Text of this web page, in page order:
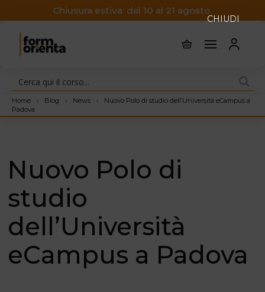
Chiusura estiva: dal 10 al 21 agosto.
Home › Blog › News ›
Nuovo Polo di studio dell’Università eCampus a
Padova
Nuovo Polo di
studio
dell’Università
eCampus a Padova
CHIUDI